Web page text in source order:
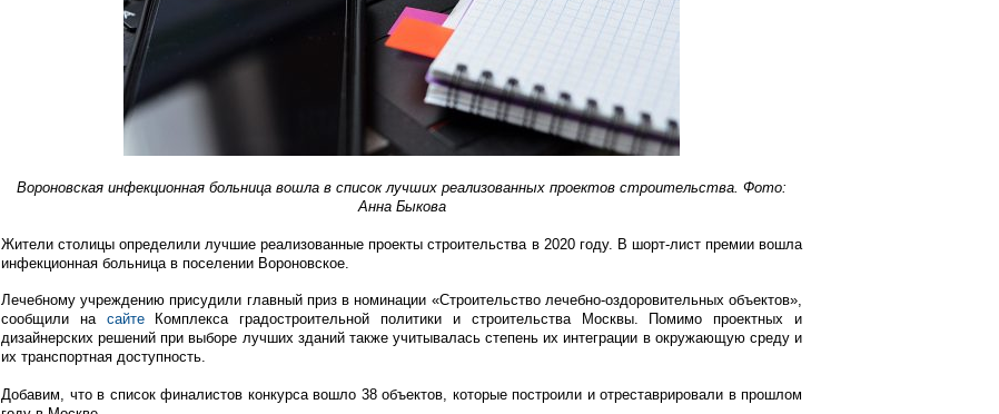
Вороновская инфекционная больница вошла в список лучших реализованных проектов строительства. Фото:
Анна Быкова
Жители столицы определили лучшие реализованные проекты строительства в 2020 году. В шорт-лист премии вошла
инфекционная больница в поселении Вороновское.
Лечебному учреждению присудили главный приз в номинации «Строительство лечебно-оздоровительных объектов»,
сообщили на сайтеКомплекса градостроительной политики и строительства Москвы. Помимо проектных и
дизайнерских решений при выборе лучших зданий также учитывалась степень их интеграции в окружающую среду и
их транспортная доступность.
Добавим, что в список финалистов конкурса вошло 38 объектов, которые построили и отреставрировали в прошлом